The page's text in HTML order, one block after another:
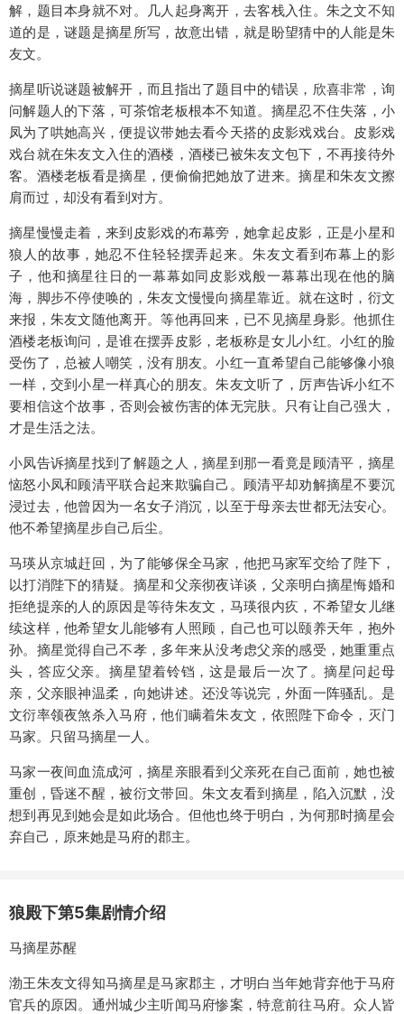
解，题目本身就不对。几人起身离开，去客栈入住。朱之文不知
道的是，谜题是摘星所写，故意出错，就是盼望猜中的人能是朱
友文。
摘星听说谜题被解开，而且指出了题目中的错误，欣喜非常，询
问解题人的下落，可茶馆老板根本不知道。摘星忍不住失落，小
凤为了哄她高兴，便提议带她去看今天搭的皮影戏戏台。皮影戏
戏台就在朱友文入住的酒楼，酒楼已被朱友文包下，不再接待外
客。酒楼老板看是摘星，便偷偷把她放了进来。摘星和朱友文擦
肩而过，却没有看到对方。
摘星慢慢走着，来到皮影戏的布幕旁，她拿起皮影，正是小星和
狼人的故事，她忍不住轻轻摆弄起来。朱友文看到布幕上的影
子，他和摘星往日的一幕幕如同皮影戏般一幕幕出现在他的脑
海，脚步不停使唤的，朱友文慢慢向摘星靠近。就在这时，衍文
来报，朱友文随他离开。等他再回来，已不见摘星身影。他抓住
酒楼老板询问，是谁在摆弄皮影，老板称是女儿小红。小红的脸
受伤了，总被人嘲笑，没有朋友。小红一直希望自己能够像小狼
一样，交到小星一样真心的朋友。朱友文听了，厉声告诉小红不
要相信这个故事，否则会被伤害的体无完肤。只有让自己强大，
才是生活之法。
小凤告诉摘星找到了解题之人，摘星到那一看竟是顾清平，摘星
恼怒小凤和顾清平联合起来欺骗自己。顾清平却劝解摘星不要沉
浸过去，他曾因为一名女子消沉，以至于母亲去世都无法安心。
他不希望摘星步自己后尘。
马瑛从京城赶回，为了能够保全马家，他把马家军交给了陛下，
以打消陛下的猜疑。摘星和父亲彻夜详谈，父亲明白摘星悔婚和
拒绝提亲的人的原因是等待朱友文，马瑛很内疚，不希望女儿继
续这样，他希望女儿能够有人照顾，自己也可以颐养天年，抱外
孙。摘星觉得自己不孝，多年来从没考虑父亲的感受，她重重点
头，答应父亲。摘星望着铃铛，这是最后一次了。摘星问起母
亲，父亲眼神温柔，向她讲述。还没等说完，外面一阵骚乱。是
文衍率领夜煞杀入马府，他们瞒着朱友文，依照陛下命令，灭门
马家。只留马摘星一人。
马家一夜间血流成河，摘星亲眼看到父亲死在自己面前，她也被
重创，昏迷不醒，被衍文带回。朱文友看到摘星，陷入沉默，没
想到再见到她会是如此场合。但他也终于明白，为何那时摘星会
弃自己，原来她是马府的郡主。
狼殿下第5集剧情介绍
马摘星苏醒
渤王朱友文得知马摘星是马家郡主，才明白当年她背弃他于马府
官兵的原因。通州城少主听闻马府惨案，特意前往马府。众人皆